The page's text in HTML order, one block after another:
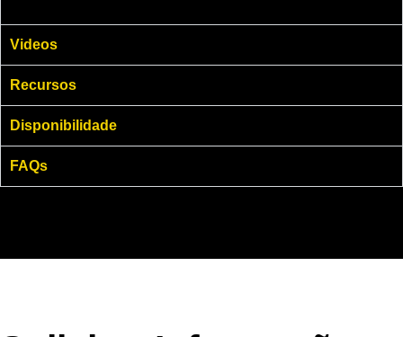
Videos
Recursos
Disponibilidade
FAQs